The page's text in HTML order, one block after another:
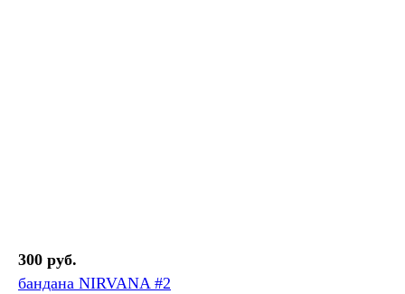
300 руб.
бандана NIRVANA #2